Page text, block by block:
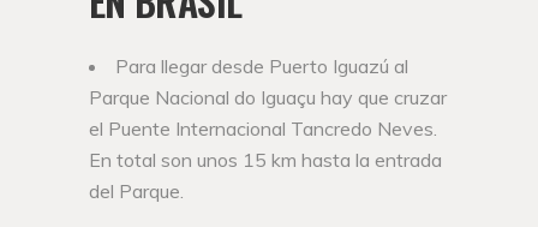
Para llegar desde Puerto Iguazú al
Parque Nacional do Iguaçu hay que cruzar
el Puente Internacional Tancredo Neves.
En total son unos 15 km hasta la entrada
del Parque.